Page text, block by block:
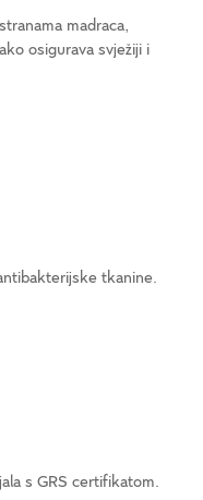
madraca,
osigurava svježiji i
tkanine.
s GRS certifikatom.